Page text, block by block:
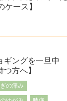
ケース】
ギングを一旦中
方へ】
の痛み